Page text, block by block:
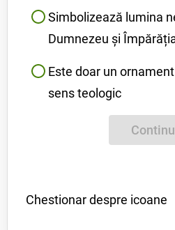
Simbolizează lumina
Dumnezeu și
Este doar un
sens teologic
Chestionar despre icoane